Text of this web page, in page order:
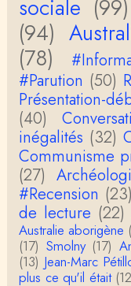
Anonymous
ur? La
roland
le sous-titre
n,
roland
Votre
ée parce
o…
...Et merci
davantage
sociale (99)
(94)
(78)
#Parution (50)
Présentation-
(40)
inégalités (32)
Communisme
(27)
#Recension (23)
de lecture (22)
Australie aborigène
(17) Smolny (17)
(13) Jean-Marc
plus ce qu'il était